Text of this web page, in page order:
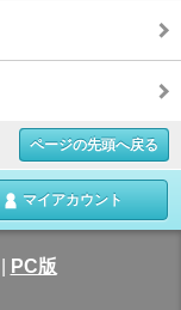
ページの先頭へ戻る
マイアカウント
PC版